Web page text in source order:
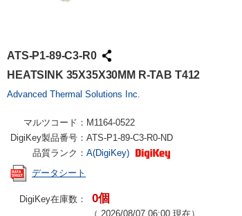
ATS-P1-89-C3-R0
HEATSINK 35X35X30MM R-TAB T412
Advanced Thermal Solutions Inc.
マルツコード： M1164-0522
DigiKey製品番号： ATS-P1-89-C3-R0-ND
品質ランク： A(DigiKey)
データシート
DigiKey在庫数： 0個
（ 2026/08/07 06:00 現在）